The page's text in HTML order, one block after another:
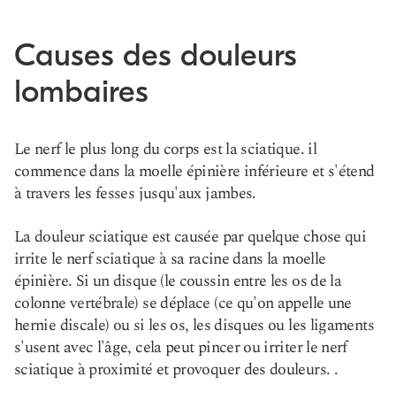
Causes des douleurs
lombaires
Le nerf le plus long du corps est la sciatique. il
commence dans la moelle épinière inférieure et s'étend
à travers les fesses jusqu'aux jambes.
La douleur sciatique est causée par quelque chose qui
irrite le nerf sciatique à sa racine dans la moelle
épinière. Si un disque (le coussin entre les os de la
colonne vertébrale) se déplace (ce qu'on appelle une
hernie discale) ou si les os, les disques ou les ligaments
s'usent avec l'âge, cela peut pincer ou irriter le nerf
sciatique à proximité et provoquer des douleurs. .